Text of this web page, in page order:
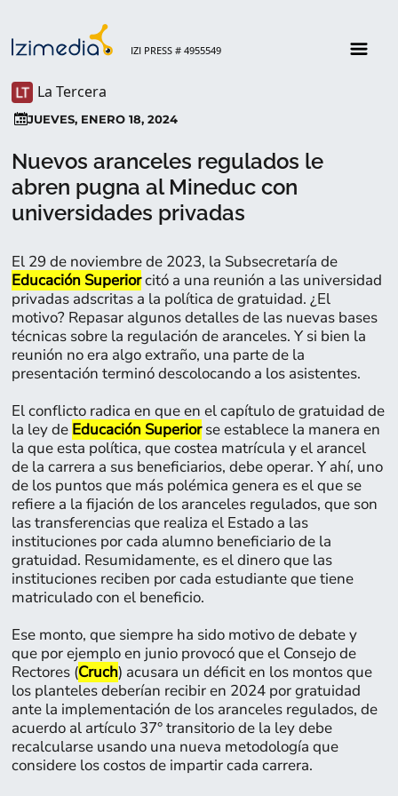
IZI PRESS # 4955549
La Tercera
JUEVES, ENERO 18, 2024
Nuevos aranceles regulados le
abren pugna al Mineduc con
universidades privadas
El 29 de noviembre de 2023, la Subsecretaría de
Educación Superiorcitó a una reunión a las universidad
privadas adscritas a la política de gratuidad. ¿El
motivo? Repasar algunos detalles de las nuevas bases
técnicas sobre la regulación de aranceles. Y si bien la
reunión no era algo extraño, una parte de la
presentación terminó descolocando a los asistentes.
El conflicto radica en que en el capítulo de gratuidad de
la ley de Educación Superiorse establece la manera en
la que esta política, que costea matrícula y el arancel
de la carrera a sus beneficiarios, debe operar. Y ahí, uno
de los puntos que más polémica genera es el que se
refiere a la fijación de los aranceles regulados, que son
las transferencias que realiza el Estado a las
instituciones por cada alumno beneficiario de la
gratuidad. Resumidamente, es el dinero que las
instituciones reciben por cada estudiante que tiene
matriculado con el beneficio.
Ese monto, que siempre ha sido motivo de debate y
que por ejemplo en junio provocó que el Consejo de
Rectores (Cruch) acusara un déficit en los montos que
los planteles deberían recibir en 2024 por gratuidad
ante la implementación de los aranceles regulados, de
acuerdo al artículo 37° transitorio de la ley debe
recalcularse usando una nueva metodología que
considere los costos de impartir cada carrera.
Página:
14
15